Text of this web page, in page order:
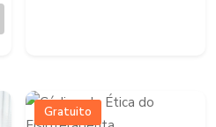
Gratuito